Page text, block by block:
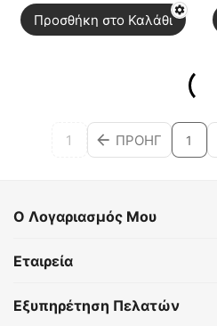
Προσθήκη στο Καλάθι
1 ΠΡΟΗΓ 1
Ο Λογαριασμός Μου
Εταιρεία
Εξυπηρέτηση Πελατών